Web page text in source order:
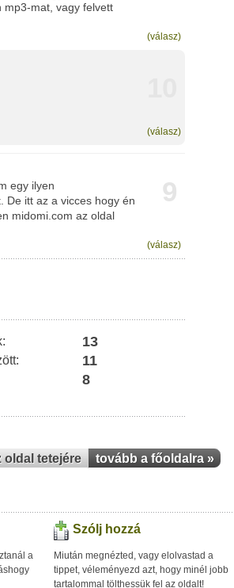
mp3-mat, vagy felvett
(válasz)
(válasz)
9
egy ilyen
De itt az a vicces hogy én
midomi.com az oldal
(válasz)
13
11
8
oldal tetejére tovább a főoldalra »
a
Szólj hozzá
Miután megnézted, vagy elolvastad a
tippet, véleményezd azt, hogy minél jobb
tartalommal tölthessük fel az oldalt!